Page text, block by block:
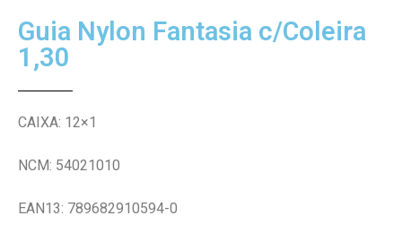
Guia Nylon Fantasia c/Coleira
1,30
CAIXA: 12×1
NCM: 54021010
EAN13: 789682910594-0